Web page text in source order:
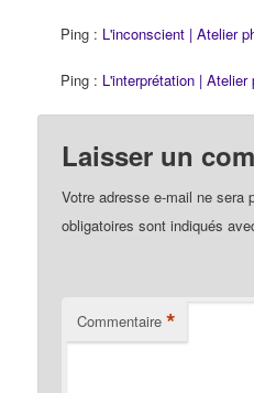
Ping : L'inconscient | Atelier
Ping : L'interprétation | Atelier
Laisser un
Votre adresse e-mail ne sera
obligatoires sont indiqués
Commentaire *